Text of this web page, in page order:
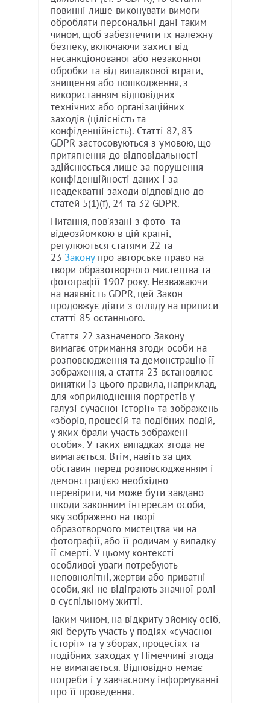
повинні лише виконувати вимоги
обробляти персональні дані таким
чином, щоб забезпечити їх належну
безпеку, включаючи захист від
несанкціонованої або незаконної
обробки та від випадкової втрати,
знищення або пошкодження, з
використанням відповідних
технічних або організаційних
заходів (цілісність та
конфіденційність). Статті 82, 83
GDPR застосовуються з умовою, що
притягнення до відповідальності
здійснюється лише за порушення
конфіденційності даних і за
неадекватні заходи відповідно до
статей 5(1)(f), 24 та 32 GDPR.
Питання, пов'язані з фото- та
відеозйомкою в цій країні,
регулюються статями 22 та
23 Законупро авторське право на
твори образотворчого мистецтва та
фотографії 1907 року. Незважаючи
на наявність GDPR, цей Закон
продовжує діяти з огляду на приписи
статті 85 останнього.
Стаття 22 зазначеного Закону
вимагає отримання згоди особи на
розповсюдження та демонстрацію її
зображення, а стаття 23 встановлює
винятки із цього правила, наприклад,
для «оприлюднення портретів у
галузі сучасної історії» та зображень
«зборів, процесій та подібних подій,
у яких брали участь зображені
особи». У таких випадках згода не
вимагається. Втім, навіть за цих
обставин перед розповсюдженням і
демонстрацією необхідно
перевірити, чи може бути завдано
шкоди законним інтересам особи,
яку зображено на творі
образотворчого мистецтва чи на
фотографії, або її родичам у випадку
її смерті. У цьому контексті
особливої уваги потребують
неповнолітні, жертви або приватні
особи, які не відіграють значної ролі
в суспільному житті.
Таким чином, на відкриту зйомку осіб,
які беруть участь у подіях «сучасної
історії» та у зборах, процесіях та
подібних заходах у Німеччині згода
не вимагається. Відповідно немає
потреби і у завчасному інформуванні
про її проведення.